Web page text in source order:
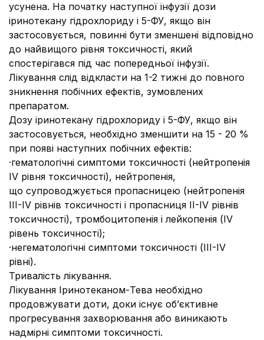
усунена. На початку наступної інфузії дози
іринотекану гідрохлориду і 5-ФУ, якщо він
застосовується, повинні бути зменшені відповідно
до найвищого рівня токсичності, який
спостерігався під час попередньої інфузії.
Лікування слід відкласти на 1-2 тижні до повного
зникнення побічних ефектів, зумовлених
препаратом.
Дозу іринотекану гідрохлориду і 5-ФУ, якщо він
застосовується, необхідно зменшити на 15 - 20 %
при появі наступних побічних ефектів:
·гематологічні симптоми токсичності (нейтропенія
IV рівня токсичності), нейтропенія,
що супроводжується пропасницею (нейтропенія
III-IV рівнів токсичності і пропасниця II-IV рівнів
токсичності), тромбоцитопенія і лейкопенія (IV
рівень токсичності);
·негематологічні симптоми токсичності (III-IV
рівні).
Тривалість лікування.
Лікування Іринотеканом-Тева необхідно
продовжувати доти, доки існує об’єктивне
прогресування захворювання або виникають
надмірні симптоми токсичності.